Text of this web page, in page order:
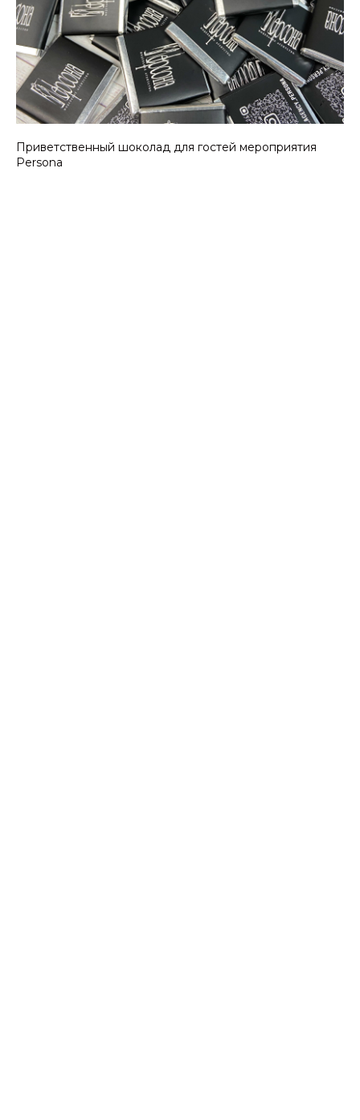
Приветственный шоколад для гостей мероприятия
Persona